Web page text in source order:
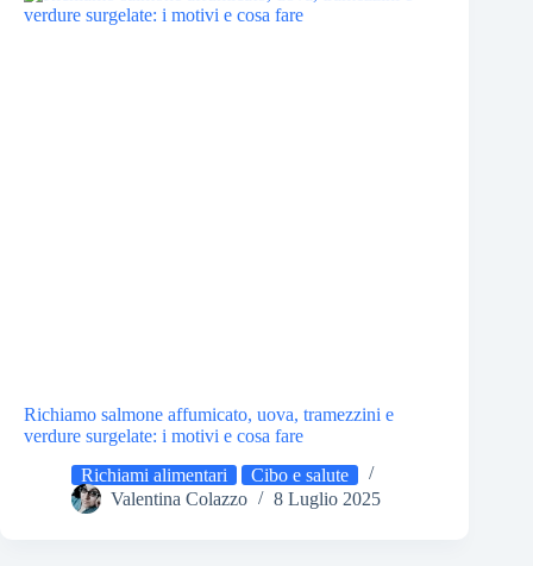
Richiamo salmone affumicato, uova, tramezzini e
verdure surgelate: i motivi e cosa fare
Richiami alimentari
Cibo e salute
Valentina Colazzo
8 Luglio 2025